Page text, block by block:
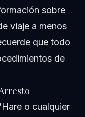
sobre
viaje a menos
que todo
de
o cualquier